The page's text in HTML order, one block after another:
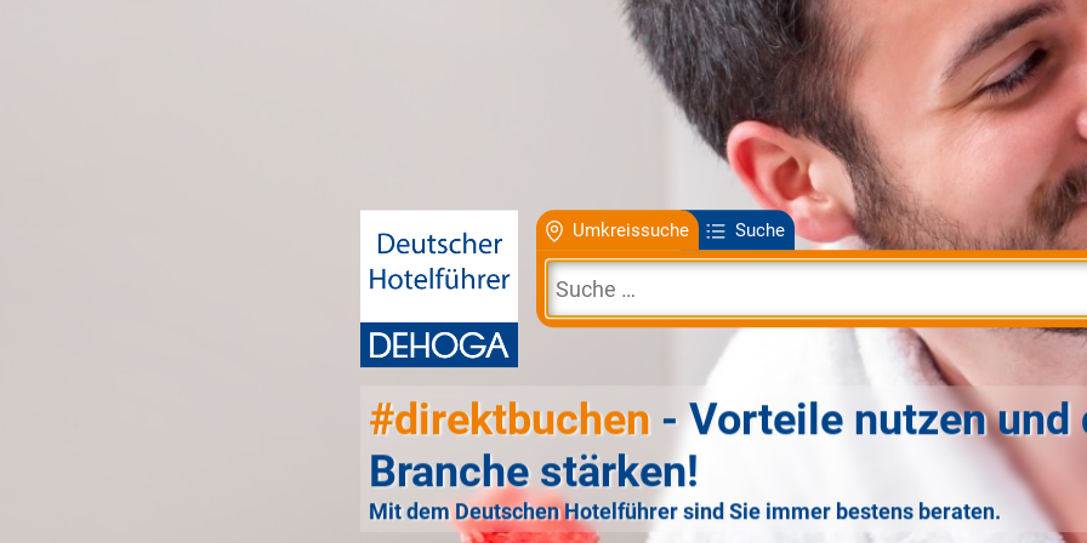
Umkreissuche Suche
#direktbuchen - Vorteile nutzen und
Branche stärken!
Mit dem Deutschen Hotelführer sind Sie immer bestens beraten.